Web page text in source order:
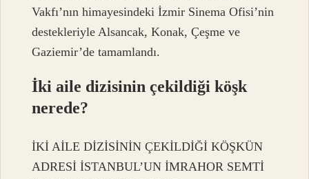
Vakfı’nın himayesindeki İzmir Sinema Ofisi’nin
destekleriyle Alsancak, Konak, Çeşme ve
Gaziemir’de tamamlandı.
İki aile dizisinin çekildiği köşk
nerede?
İKİ AİLE DİZİSİNİN ÇEKİLDİĞİ KÖŞKÜN
ADRESİ İSTANBUL’UN İMRAHOR SEMTİ